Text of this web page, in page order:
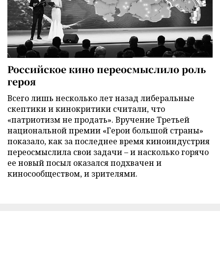
Российское кино переосмыслило роль
героя
Всего лишь несколько лет назад либеральные
скептики и кинокритики считали, что
«патриотизм не продать». Вручение Третьей
национальной премии «Герои большой страны»
показало, как за последнее время киноиндустрия
переосмыслила свои задачи – и насколько горячо
ее новый посыл оказался подхвачен и
киносообществом, и зрителями.